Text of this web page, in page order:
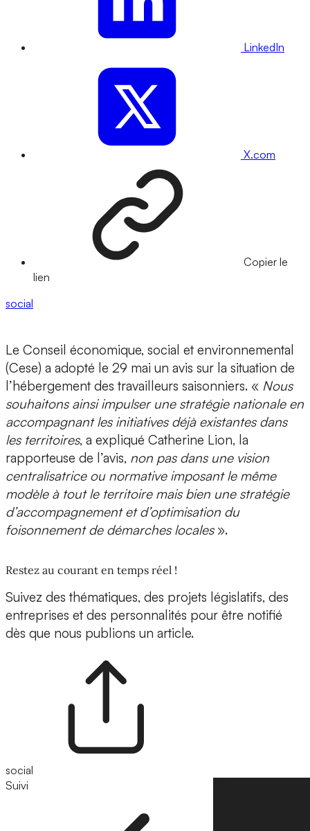
LinkedIn
X.com
Copier le
lien
social
Le Conseil économique, social et environnemental
(Cese) a adopté le 29 mai un avis sur la situation de
l’hébergement des travailleurs saisonniers. « Nous
souhaitons ainsi impulser une stratégie nationale en
accompagnant les initiatives déjà existantes dans
les territoires, a expliqué Catherine Lion, la
rapporteuse de l’avis, non pas dans une vision
centralisatrice ou normative imposant le même
modèle à tout le territoire mais bien une stratégie
d’accompagnement et d’optimisation du
foisonnement de démarches locales».
Restez au courant en temps réel !
Suivez des thématiques, des projets législatifs, des
entreprises et des personnalités pour être notifié
dès que nous publions un article.
social
Suivi